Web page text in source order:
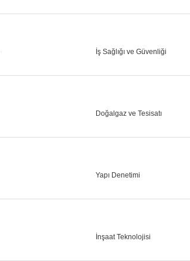
İş Sağlığı ve Güvenliği
Doğalgaz ve Tesisatı
Yapı Denetimi
İnşaat Teknolojisi